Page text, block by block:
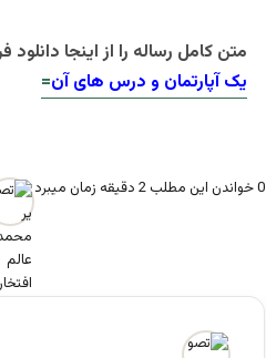
متن کامل رساله را ازاینجا دانلود
یک آپارتمان و درس های آن=
0خواندن این مطلب 2 دقیقه زمان میبرد